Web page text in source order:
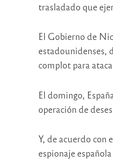
trasladado que
El Gobierno de
estadounidenses,
complot para
El domingo,
operación de
Y, de acuerdo con
espionaje